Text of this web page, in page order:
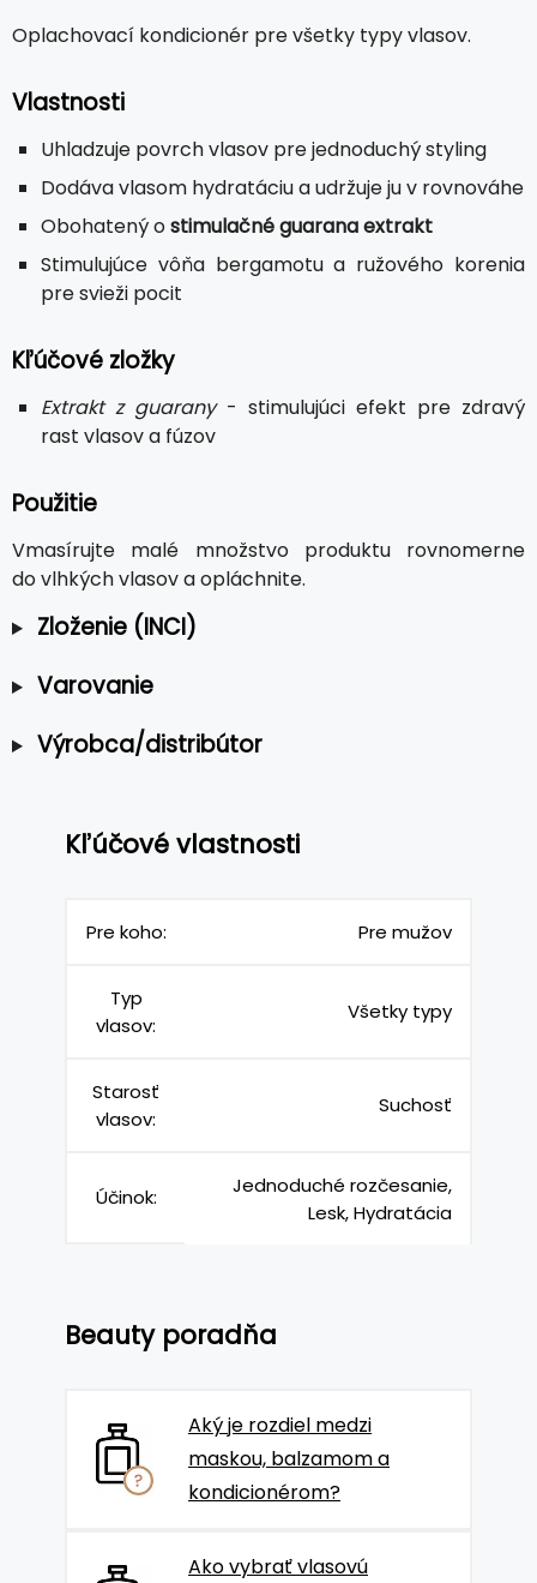
Oplachovací kondicionér pre všetky typy vlasov.
Vlastnosti
Uhladzuje povrch vlasov pre jednoduchý styling
Dodáva vlasom hydratáciu a udržuje ju v rovnováhe
Obohatený ostimulačné guarana extrakt
Stimulujúce vôňa bergamotu a ružového korenia
pre svieži pocit
Kľúčové zložky
Extrakt z guarany- stimulujúci efekt pre zdravý
rast vlasov a fúzov
Použitie
Vmasírujte malé množstvo produktu rovnomerne
do vlhkých vlasov a opláchnite.
Zloženie (INCI)
Varovanie
Výrobca/distribútor
Kľúčové vlastnosti
Pre koho: Pre mužov
Typ
vlasov:
Všetky typy
Starosť
vlasov:
Suchosť
Účinok:
Jednoduché rozčesanie,
Lesk, Hydratácia
Beauty poradňa
Aký je rozdiel medzi
maskou, balzamom a
kondicionérom?
Ako vybrať vlasovú